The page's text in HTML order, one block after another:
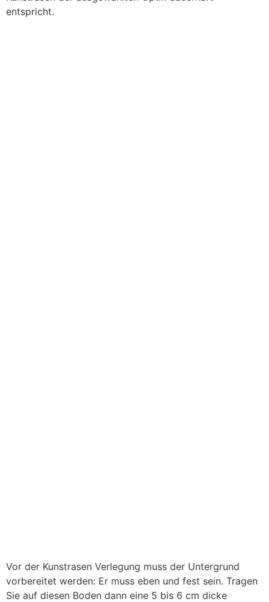
entspricht.
Vor der Kunstrasen Verlegung muss der Untergrund
vorbereitet werden: Er muss eben und fest sein. Tragen
Sie auf diesen Boden dann eine 5 bis 6 cm dicke